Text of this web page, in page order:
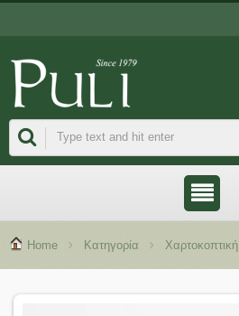
Home Κατηγορία Χαρτοκοπτική